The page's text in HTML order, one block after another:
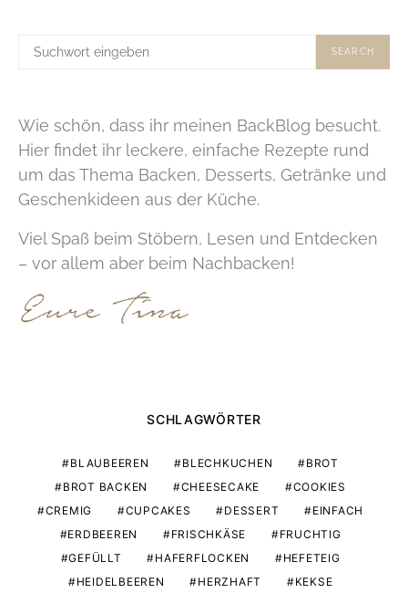
SUCHE
SEARCH
Wie schön, dass ihr meinen BackBlog besucht.
Hier findet ihr leckere, einfache Rezepte rund
um das Thema Backen, Desserts, Getränke und
Geschenkideen aus der Küche.
Viel Spaß beim Stöbern, Lesen und Entdecken
– vor allem aber beim Nachbacken!
SCHLAGWÖRTER
BLAUBEEREN BLECHKUCHEN
BROT
BROT BACKEN
CHEESECAKE
COOKIES
CREMIG
CUPCAKES DESSERT
EINFACH
ERDBEEREN
FRISCHKÄSE
FRUCHTIG
GEFÜLLT
HAFERFLOCKEN
HEFETEIG
HEIDELBEEREN
HERZHAFT
KEKSE